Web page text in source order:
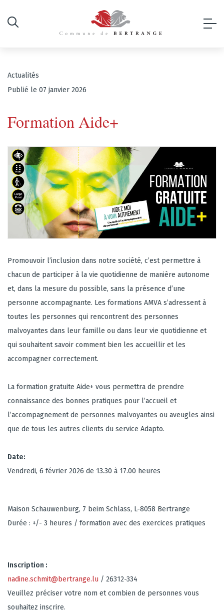
Actualités
Publié le 07 janvier 2026
Formation Aide+
Promouvoir l’inclusion dans notre société, c’est permettre à
chacun de participer à la vie quotidienne de manière autonome
et, dans la mesure du possible, sans la présence d’une
personne accompagnante. Les formations AMVA s’adressent à
toutes les personnes qui rencontrent des personnes
malvoyantes dans leur famille ou dans leur vie quotidienne et
qui souhaitent savoir comment bien les accueillir et les
accompagner correctement.
La formation gratuite Aide+ vous permettra de prendre
connaissance des bonnes pratiques pour l’accueil et
l’accompagnement de personnes malvoyantes ou aveugles ainsi
que de tous les autres clients du service Adapto.
Date:
Vendredi, 6 février 2026 de 13.30 à 17.00 heures
Maison Schauwenburg, 7 beim Schlass, L-8058 Bertrange
Durée : +/- 3 heures / formation avec des exercices pratiques
Inscription :
nadine.schmit@bertrange.lu / 26312-334
Veuillez préciser votre nom et combien de personnes vous
souhaitez inscrire.